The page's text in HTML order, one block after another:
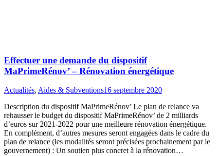
Effectuer une demande du dispositif
MaPrimeRénov’ – Rénovation énergétique
Actualités, Aides & Subventions16 septembre 2020
Description du dispositif MaPrimeRénov’ Le plan de relance va
rehausser le budget du dispositif MaPrimeRénov’ de 2 milliards
d’euros sur 2021-2022 pour une meilleure rénovation énergétique.
En complément, d’autres mesures seront engagées dans le cadre du
plan de relance (les modalités seront précisées prochainement par le
gouvernement) : Un soutien plus concret à la rénovation…